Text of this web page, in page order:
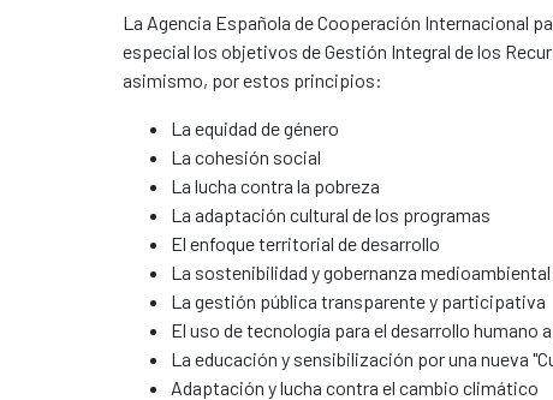
La Agencia Española de Cooperación Internacional
especial los objetivos de Gestión Integral de los
asimismo, por estos principios:
La equidad de género
La cohesión social
La lucha contra la pobreza
La adaptación cultural de los programas
El enfoque territorial de desarrollo
La sostenibilidad y gobernanza medioambiental
La gestión pública transparente y participativa
El uso de tecnología para el desarrollo humano
La educación y sensibilización por una nueva
Adaptación y lucha contra el cambio climático